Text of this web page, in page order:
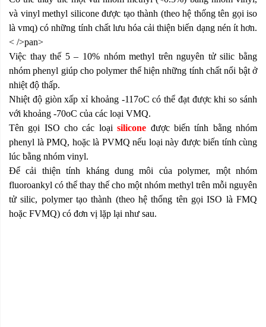
và vinyl methyl silicone được tạo thành (theo hệ thống tên gọi iso
là vmq) có những tính chất lưu hóa cải thiện biến dạng nén ít hơn.
< />pan>
Việc thay thế 5 – 10% nhóm methyl trên nguyên tử silic bằng
nhóm phenyl giúp cho polymer thể hiện những tính chất nổi bật ở
nhiệt độ thấp.
Nhiệt độ giòn xấp xỉ khoảng -117oC có thể đạt được khi so sánh
với khoảng -70oC của các loại VMQ.
Tên gọi ISO cho các loạisilicone được biến tính bằng nhóm
phenyl là PMQ, hoặc là PVMQ nếu loại này được biến tính cùng
lúc bằng nhóm vinyl.
Để cải thiện tính kháng dung môi của polymer, một nhóm
fluoroankyl có thể thay thế cho một nhóm methyl trên mỗi nguyên
tử silic, polymer tạo thành (theo hệ thống tên gọi ISO là FMQ
hoặc FVMQ) có đơn vị lặp lại như sau.